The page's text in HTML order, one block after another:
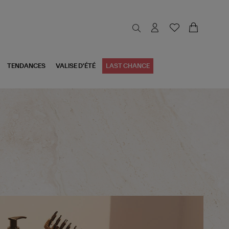
TENDANCES VALISE D'ÉTÉ LAST CHANCE